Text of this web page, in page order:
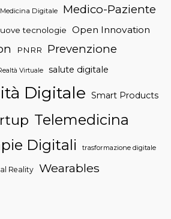
Medicina Digitale
Medico-Paziente
tecnologie Open Innovation
PNRR
Prevenzione
Virtuale salute digitale
Digitale Smart Products
Telemedicina
Digitali trasformazione digitale
Reality Wearables